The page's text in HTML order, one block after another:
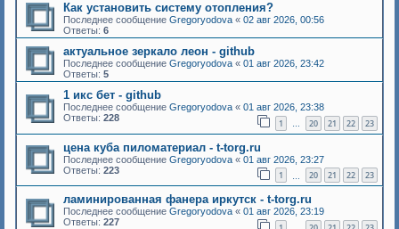
Как установить систему отопления?
Последнее сообщение Gregoryodova « 02 авг 2026, 00:56
Ответы: 6
актуальное зеркало леон - github
Последнее сообщение Gregoryodova « 01 авг 2026, 23:42
Ответы: 5
1 икс бет - github
Последнее сообщение Gregoryodova « 01 авг 2026, 23:38
Ответы: 228 1 … 20 21 22 23
цена куба пиломатериал - t-torg.ru
Последнее сообщение Gregoryodova « 01 авг 2026, 23:27
Ответы: 223 1 20 21 22 23
ламинированная фанера иркутск - t-torg.ru
Последнее сообщение Gregoryodova « 01 авг 2026, 23:19
Ответы: 227